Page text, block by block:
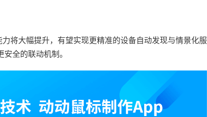
将大幅提升，有望实现更精准的设备自动发现与情景化服
全的联动机制。